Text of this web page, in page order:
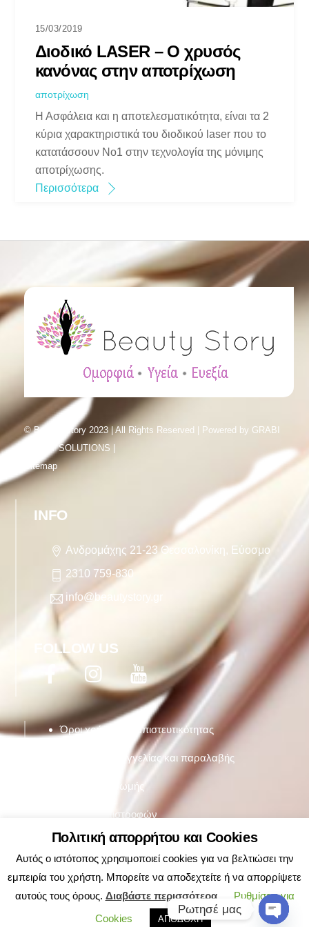
15/03/2019
Διοδικό LASER – Ο χρυσός
κανόνας στην αποτρίχωση
αποτρίχωση
Η Ασφάλεια και η αποτελεσματικότητα, είναι τα 2
κύρια χαρακτηριστικά του διοδικού laser που το
κατατάσσουν Νο1 στην τεχνολογία της μόνιμης
αποτρίχωσης.
Περισσότερα
© Beauty Story 2023 | All Rights Reserved | Powered by GRABI
SMART SOLUTIONS |
Sitemap
INFO
Ανδρομάχης 21-23 Θεσσαλονίκη, Εύοσμο
2310 759-830
info@beautystory.gr
FOLLOW US
Facebook Twitter YouTube
Όροι χρήσης & εμπιστευτικότητας
Τρόποι παραργγελίας και παραλαβής
Τρόποι πληρωμής
Πολιτική επιστροφών
Πολιτική απορρήτου και Cookies
Αυτός ο ιστότοπος χρησιμοποιεί cookies για να βελτιώσει την
εμπειρία του χρήστη. Μπορείτε να αποδεχτείτε ή να απορρίψετε
αυτούς τους όρους. Διαβάστε περισσότερα
Ρυθμίσεις για
Cookies
ΑΠΟΔΟΧΗ
Ρωτησέ μας